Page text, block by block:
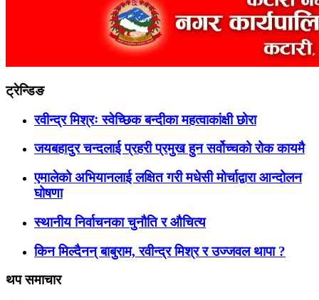
ट्रेन्डिङ
रवीन्द्र मिश्रः स्वेच्छिक बन्दीका महत्वाकांक्षी छोरा
जयबहादुर चन्दलाई प्रहरी प्रमुख हुन सर्वोच्चको रोक कायमै
एमालेको अभियानलाई लक्षित गरी मधेसी मोर्चाद्वारा आन्दोलन
घोषणा
स्थानीय निर्वाचनका चुनौति र औचित्य
किन मिल्दैनन् बाबुराम, रवीन्द्र मिश्र र उज्जवल थापा ?
थप समाचार